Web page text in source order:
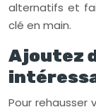
alternatifs et
clé en main.
Ajoutez
Pour rehausser